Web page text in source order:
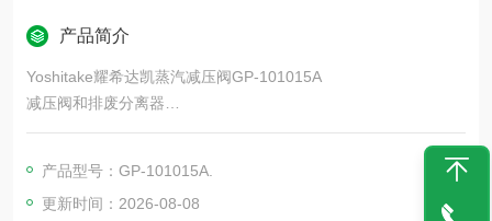
产品简介
Yoshitake耀希达凯蒸汽减压阀GP-101015A
减压阀和排废分离器
・密封性优异，阀座泄漏率低。
产品型号：GP-101015A.
更新时间：2026-08-08